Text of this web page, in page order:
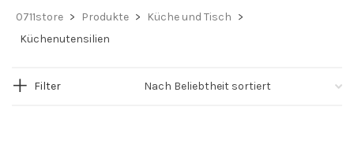
0711store > Produkte > Küche und Tisch >
Küchenutensilien
Filter